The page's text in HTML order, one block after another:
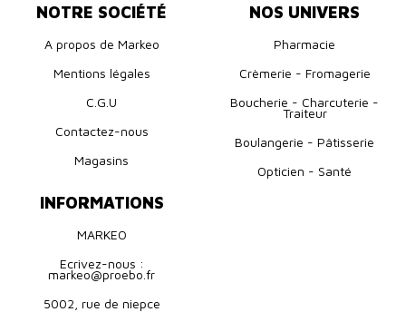
NOTRE SOCIÉTÉ
A propos de Markeo
Mentions légales
C.G.U
Contactez-nous
Magasins
NOS UNIVERS
Pharmacie
Crèmerie - Fromagerie
Boucherie - Charcuterie -
Traiteur
Boulangerie - Pâtisserie
Opticien - Santé
INFORMATIONS
MARKEO
Ecrivez-nous :
markeo@proebo.fr
5002, rue de niepce